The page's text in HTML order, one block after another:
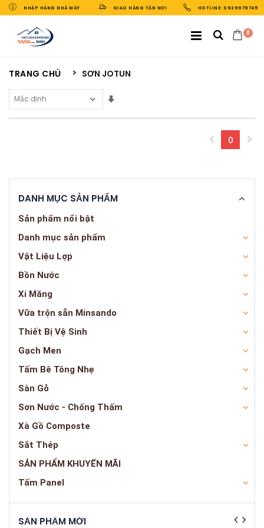
NHẬP HÀNG NHÀ MÁY GIAO HÀNG TẬN NƠI HOTLINE: 0939979745
0
TRANG CHỦ SƠN JOTUN
Sắp Xếp Theo
0
DANH MỤC SẢN PHẨM
Sản phẩm nổi bật
Danh mục sản phẩm
Vật Liệu Lợp
Bồn Nước
Xi Măng
Vữa trộn sẵn Minsando
Thiết Bị Vệ Sinh
Gạch Men
Tấm Bê Tông Nhẹ
Sàn Gỗ
Sơn Nước - Chống Thấm
Xà Gồ Composte
Sắt Thép
SẢN PHẨM KHUYẾN MÃI
Tấm Panel
SẢN PHẨM MỚI